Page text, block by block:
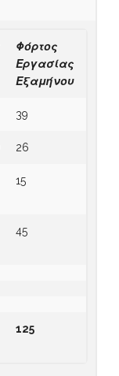
Φόρτος
Εργασίας
Εξαμήνου
39
26
15
45
125